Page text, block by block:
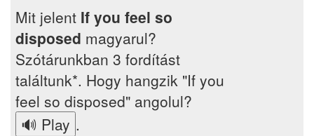
Mit jelent If you feel so
disposed magyarul?
Szótárunkban 3 fordítást
találtunk*. Hogy hangzik "If you
feel so disposed" angolul?
.